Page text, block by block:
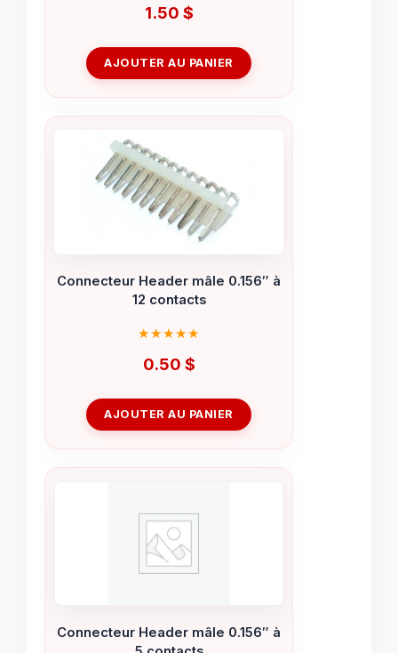
1.50 $
AJOUTER AU PANIER
Connecteur Header mâle 0.156″ à
12 contacts
0.50 $
AJOUTER AU PANIER
Connecteur Header mâle 0.156″ à